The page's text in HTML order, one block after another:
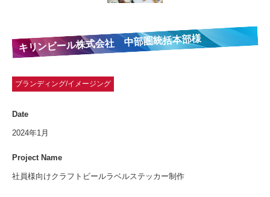
キリンビール株式会社 中部圏統括本部様
ブランディング/イメージング
Date
2024年1月
Project Name
社員様向けクラフトビールラベルステッカー制作